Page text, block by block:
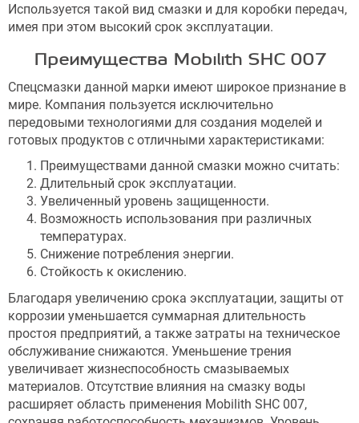
Используется такой вид смазки и для коробки передач,
имея при этом высокий срок эксплуатации.
Преимущества Mobilith SHC 007
Спецсмазки данной марки имеют широкое признание в
мире. Компания пользуется исключительно
передовыми технологиями для создания моделей и
готовых продуктов с отличными характеристиками:
Преимуществами данной смазки можно считать:
Длительный срок эксплуатации.
Увеличенный уровень защищенности.
Возможность использования при различных
температурах.
Снижение потребления энергии.
Стойкость к окислению.
Благодаря увеличению срока эксплуатации, защиты от
коррозии уменьшается суммарная длительность
простоя предприятий, а также затраты на техническое
обслуживание снижаются. Уменьшение трения
увеличивает жизнеспособность смазываемых
материалов. Отсутствие влияния на смазку воды
расширяет область применения Mobilith SHC 007,